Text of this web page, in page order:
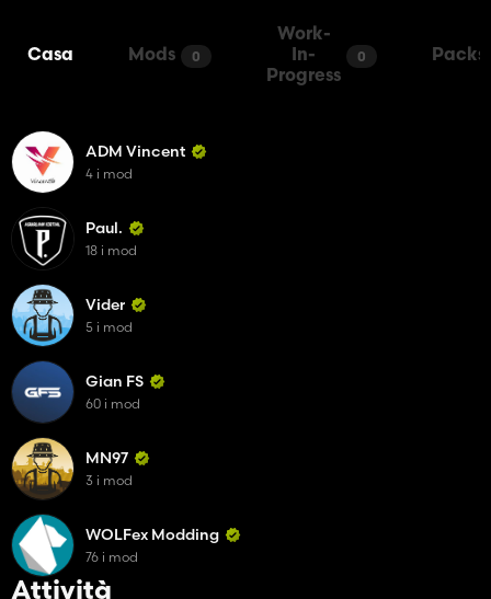
Casa Mods 0
Work-
In-
Progress
0 Packs
Attività
ADM Vincent
4 i mod
Paul.
18 i mod
Vider
5 i mod
Gian FS
60 i mod
MN97
3 i mod
WOLFex Modding
76 i mod